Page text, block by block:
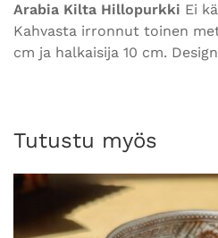
Arabia Kilta Hillopurkki Ei
Kahvasta irronnut toinen
cm ja halkaisija 10 cm.
Tutustu myös